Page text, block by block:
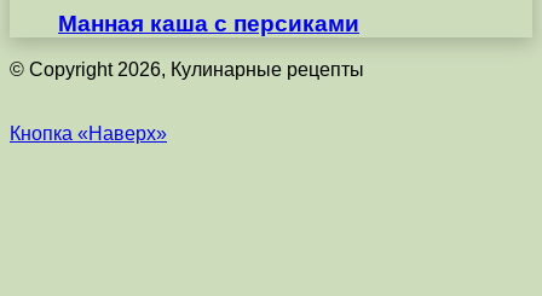
Манная каша с персиками
© Copyright 2026, Кулинарные рецепты
Кнопка «Наверх»